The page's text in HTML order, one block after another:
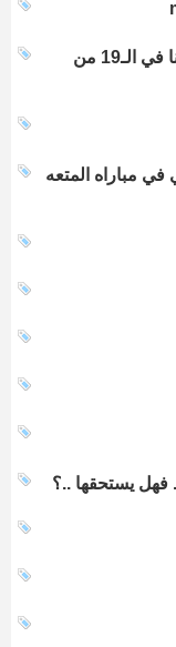
نجم ومفاجأة الكلاسيكو فاران : انه حلم بالنسبة لي أن أفعل هذا وأنا في الـ19 من
مباراه المتعه
يستحقها ..؟